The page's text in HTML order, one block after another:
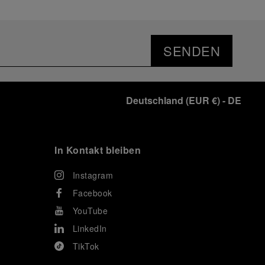
SENDEN
Deutschland (EUR €)- DE
In Kontakt bleiben
Instagram
Facebook
YouTube
LinkedIn
TikTok